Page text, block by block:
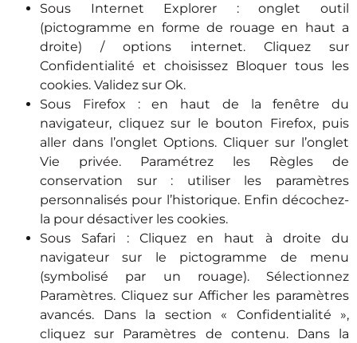
Sous Internet Explorer : onglet outil
(pictogramme en forme de rouage en haut a
droite) / options internet. Cliquez sur
Confidentialité et choisissez Bloquer tous les
cookies. Validez sur Ok.
Sous Firefox : en haut de la fenêtre du
navigateur, cliquez sur le bouton Firefox, puis
aller dans l’onglet Options. Cliquer sur l’onglet
Vie privée. Paramétrez les Règles de
conservation sur : utiliser les paramètres
personnalisés pour l’historique. Enfin décochez-
la pour désactiver les cookies.
Sous Safari : Cliquez en haut à droite du
navigateur sur le pictogramme de menu
(symbolisé par un rouage). Sélectionnez
Paramètres. Cliquez sur Afficher les paramètres
avancés. Dans la section « Confidentialité »,
cliquez sur Paramètres de contenu. Dans la